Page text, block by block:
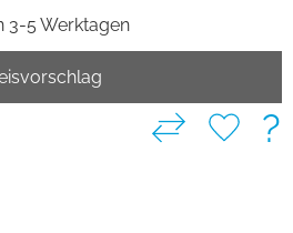
3-5 Werktagen
?